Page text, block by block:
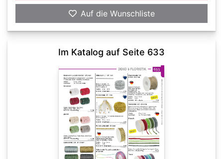
Auf die Wunschliste
Im Katalog auf Seite 633